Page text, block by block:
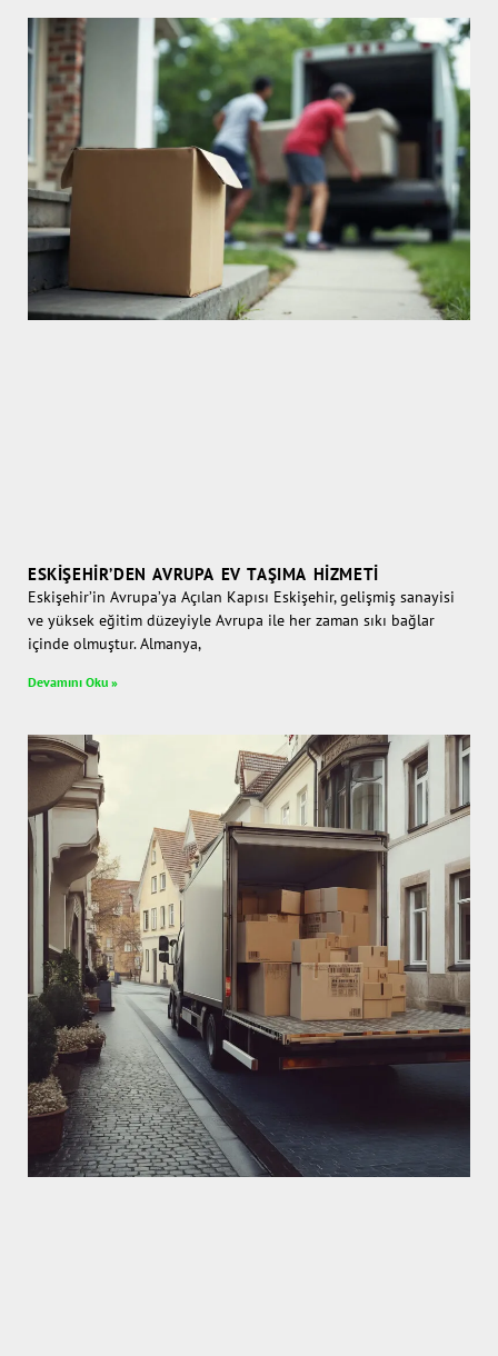
ESKIŞEHIR’DEN AVRUPA EV TAŞIMA HIZMETI
Eskişehir’in Avrupa’ya Açılan Kapısı Eskişehir, gelişmiş sanayisi
ve yüksek eğitim düzeyiyle Avrupa ile her zaman sıkı bağlar
içinde olmuştur. Almanya,
Devamını Oku »